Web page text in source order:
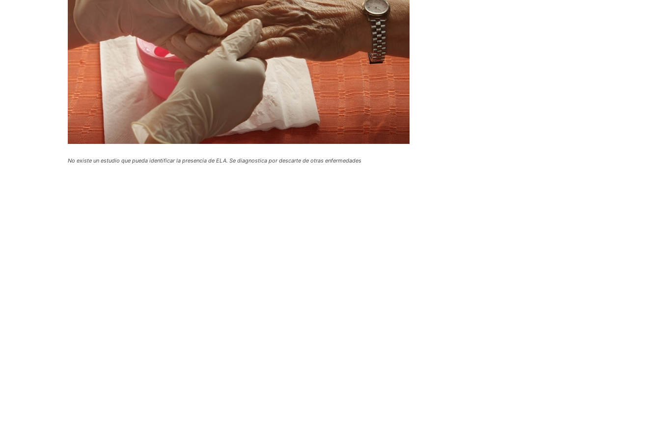
No existe un estudio que pueda identificar la presencia de ELA. Se diagnostica por descarte de otras enfermedades